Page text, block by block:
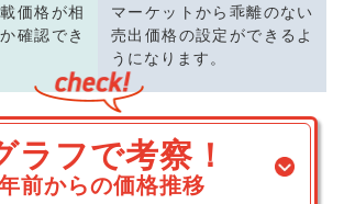
価格が相
確認でき
マーケットから乖離のない
売出価格の設定ができるよ
うになります。
ラフで考察！
前からの価格推移